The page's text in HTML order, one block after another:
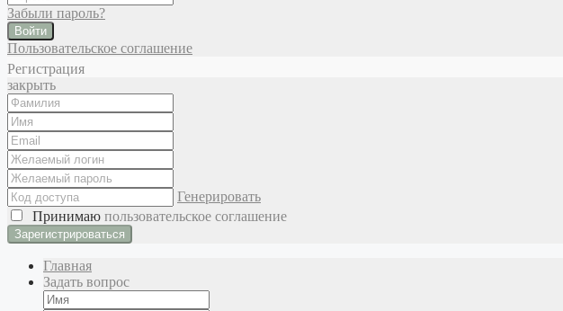
Забыли пароль?
Войти
Пользовательское соглашение
Регистрация
закрыть
Генерировать
Принимаю пользовательское соглашение
Главная
Задать вопрос